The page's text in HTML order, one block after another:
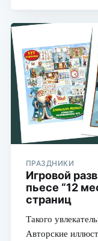
ПРАЗДНИКИ
Игровой
пьесе “12
страниц
Такого
Авторские